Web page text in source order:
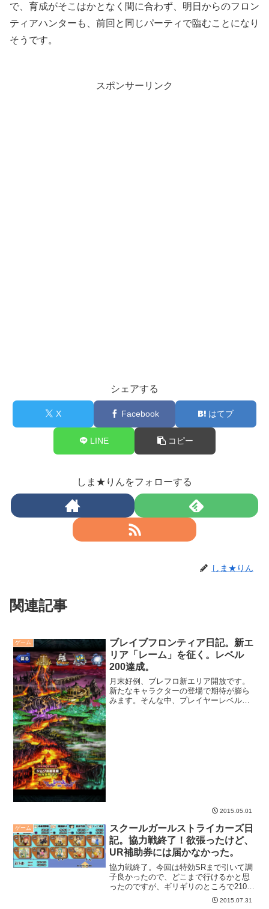
で、育成がそこはかとなく間に合わず、明日からのフロン
ティアハンターも、前回と同じパーティで臨むことになり
そうです。
スポンサーリンク
シェアする
X Facebook はてブ
LINE コピー
しま★りんをフォローする
しま★りん
関連記事
ゲーム
ブレイブフロンティア日記。新エ
リア「レーム」を征く。レベル
200達成。
月末好例、ブレフロ新エリア開放です。
新たなキャラクターの登場で期待が膨ら
みます。そんな中、プレイヤーレベルが
2015.05.01
ゲーム
スクールガールストライカーズ日
記。協力戦終了！欲張ったけど、
UR補助券には届かなかった。
協力戦終了。今回は特効SRまで引いて調
子良かったので、どこまで行けるかと思
ったのですが、ギリギリのところで21000
位のUR補助券には届かずじまいでした。
2015.07.31